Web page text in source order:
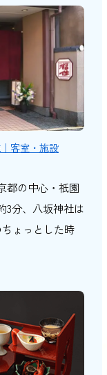
客室・施設
都の中心・祇園
3分、八坂神社は
ょっとした時